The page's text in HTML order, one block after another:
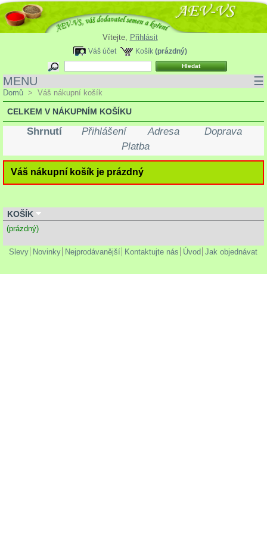
Vítejte, Přihlásit
Košík (prázdný)
Váš účet
MENU ☰
Domů > Váš nákupní košík
CELKEM V NÁKUPNÍM KOŠÍKU
Shrnutí Přihlášení Adresa
Doprava
Platba
Váš nákupní košík je prázdný
KOŠÍK
(prázdný)
Slevy Novinky Nejprodávanější Kontaktujte nás Úvod Jak objednávat